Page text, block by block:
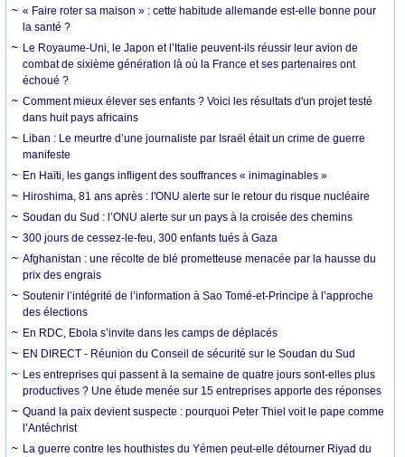
« Faire roter sa maison » : cette habitude allemande est-elle bonne pour
la santé ?
Le Royaume-Uni, le Japon et l’Italie peuvent-ils réussir leur avion de
combat de sixième génération là où la France et ses partenaires ont
échoué ?
Comment mieux élever ses enfants ? Voici les résultats d'un projet testé
dans huit pays africains
Liban : Le meurtre d’une journaliste par Israël était un crime de guerre
manifeste
En Haïti, les gangs infligent des souffrances « inimaginables »
Hiroshima, 81 ans après : l'ONU alerte sur le retour du risque nucléaire
Soudan du Sud : l’ONU alerte sur un pays à la croisée des chemins
300 jours de cessez-le-feu, 300 enfants tués à Gaza
Afghanistan : une récolte de blé prometteuse menacée par la hausse du
prix des engrais
Soutenir l’intégrité de l’information à Sao Tomé-et-Principe à l’approche
des élections
En RDC, Ebola s’invite dans les camps de déplacés
EN DIRECT - Réunion du Conseil de sécurité sur le Soudan du Sud
Les entreprises qui passent à la semaine de quatre jours sont-elles plus
productives ? Une étude menée sur 15 entreprises apporte des réponses
Quand la paix devient suspecte : pourquoi Peter Thiel voit le pape comme
l’Antéchrist
La guerre contre les houthistes du Yémen peut-elle détourner Riyad du